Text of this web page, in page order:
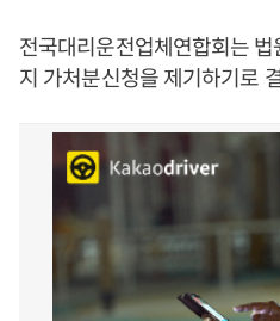
전국대리운전업체연합회는
지 가처분신청을 제기하기로